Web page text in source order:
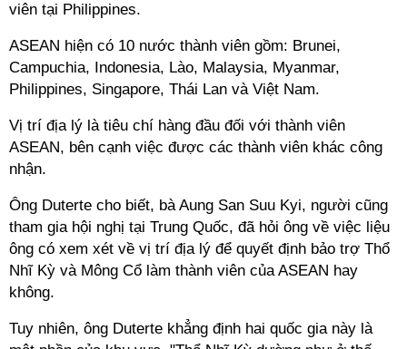
viên tại Philippines.
ASEAN hiện có 10 nước thành viên gồm: Brunei,
Campuchia, Indonesia, Lào, Malaysia, Myanmar,
Philippines, Singapore, Thái Lan và Việt Nam.
Vị trí địa lý là tiêu chí hàng đầu đối với thành viên
ASEAN, bên cạnh việc được các thành viên khác công
nhận.
Ông Duterte cho biết, bà Aung San Suu Kyi, người cũng
tham gia hội nghị tại Trung Quốc, đã hỏi ông về việc liệu
ông có xem xét về vị trí địa lý để quyết định bảo trợ Thổ
Nhĩ Kỳ và Mông Cổ làm thành viên của ASEAN hay
không.
Tuy nhiên, ông Duterte khẳng định hai quốc gia này là